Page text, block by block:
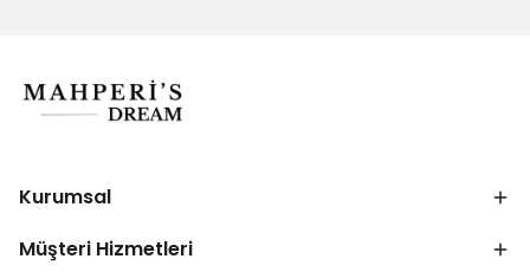
Kurumsal
Müşteri Hizmetleri